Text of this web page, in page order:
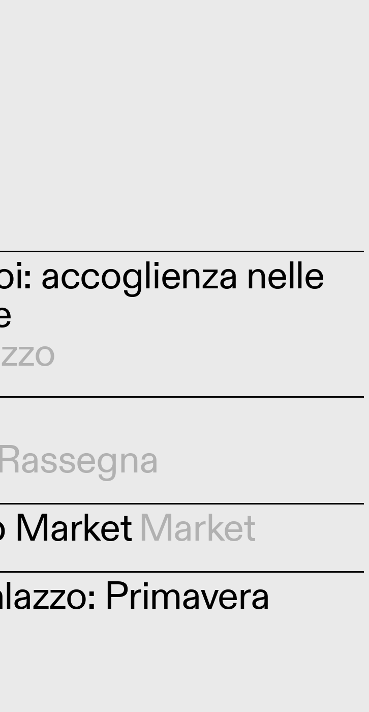
accoglienza nelle
MarketMarket
Primavera